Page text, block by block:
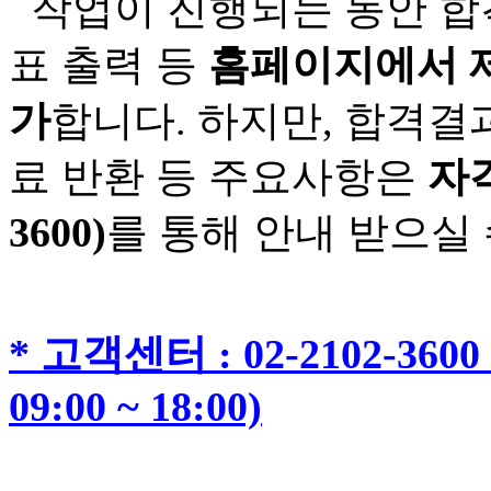
표 출력 등 홈페이지에서
가합니다. 하지만, 합격결
료 반환 등 주요사항은 자
3600)를 통해 안내 받으실
* 고객센터 : 02-2102-
09:00 ~ 18:00)